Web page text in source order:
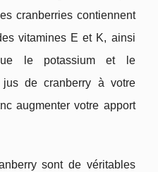
cranberries contiennent
vitamines E et K, ainsi
le potassium et le
de cranberry à votre
augmenter votre apport
sont de véritables